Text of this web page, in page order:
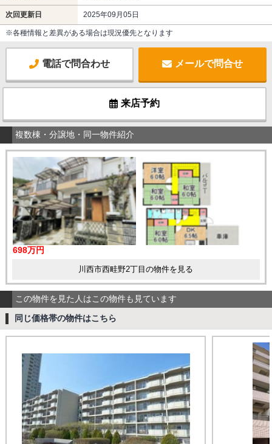
次回更新日 2025年09月05日
※各種情報と差異がある場合は現況優先となります
電話で問合わせ メールで問合せ
来店予約
複数棟・分譲地・同一物件紹介
698万円
川西市西畦野2丁目の物件を見る
この物件を見た人はこの物件も見ています
同じ価格帯の物件はこちら